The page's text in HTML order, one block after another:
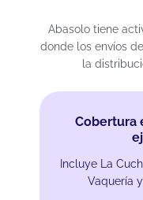
Abasolo tiene
donde los envíos
la
Cobertura
Incluye La
Vaquería